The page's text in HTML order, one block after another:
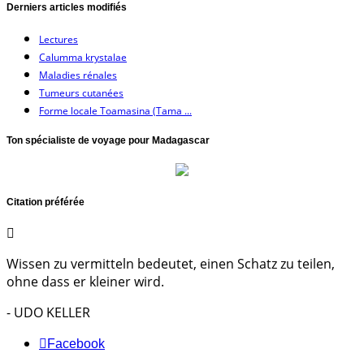
Derniers articles modifiés
Lectures
Calumma krystalae
Maladies rénales
Tumeurs cutanées
Forme locale Toamasina (Tama ...
Ton spécialiste de voyage pour Madagascar
Citation préférée
Wissen zu vermitteln bedeutet, einen Schatz zu teilen,
ohne dass er kleiner wird.
- UDO KELLER
Facebook